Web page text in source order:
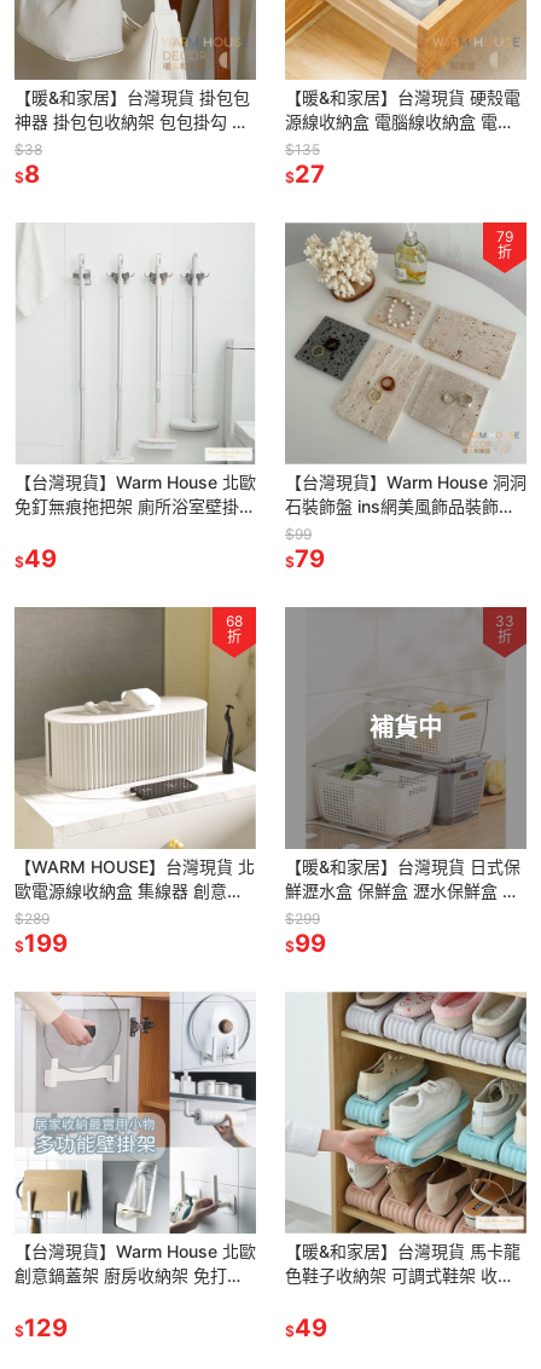
【暖&和家居】台灣現貨 掛包包
神器 掛包包收納架 包包掛勾 包
包掛架 衣櫃收納掛架 收納掛鉤
居家衣櫥收納 掛鉤 掛勾衣
$38
$8
【暖&和家居】台灣現貨 硬殼電
源線收納盒 電腦線收納盒 電線
收納盒 磨砂霧面收納盒 電源線
收納盒 充電線收納 抽屜整理盒
$135
$27
【台灣現貨】Warm House 北歐
免釘無痕拖把架 廁所浴室壁掛架
收納架 陽台收納架
$49
79
折
【台灣現貨】Warm House 洞洞
石裝飾盤 ins網美風飾品裝飾收
納盤 拍照道具 擺飾道具 裝飾品
裝飾設計 居家裝
$99
$79
68
折
【WARM HOUSE】台灣現貨 北
歐電源線收納盒 集線器 創意桌
面收納 電源線整理盒 整理收納
盒 居家收納 集中收納盒
$289
$199
補貨中
33
折
【暖&和家居】台灣現貨 日式保
鮮瀝水盒 保鮮盒 瀝水保鮮盒 冰
箱保鮮盒 瀝水保鮮盒 分隔保鮮
盒 冰箱收納保鮮盒 保鮮盒
$299
$99
【台灣現貨】Warm House 北歐
創意鍋蓋架 廚房收納架 免打孔
壁收納架 收納架 收納
$129
【暖&和家居】台灣現貨 馬卡龍
色鞋子收納架 可調式鞋架 收納
鞋櫃整理架 鞋架收納 鞋架
$49